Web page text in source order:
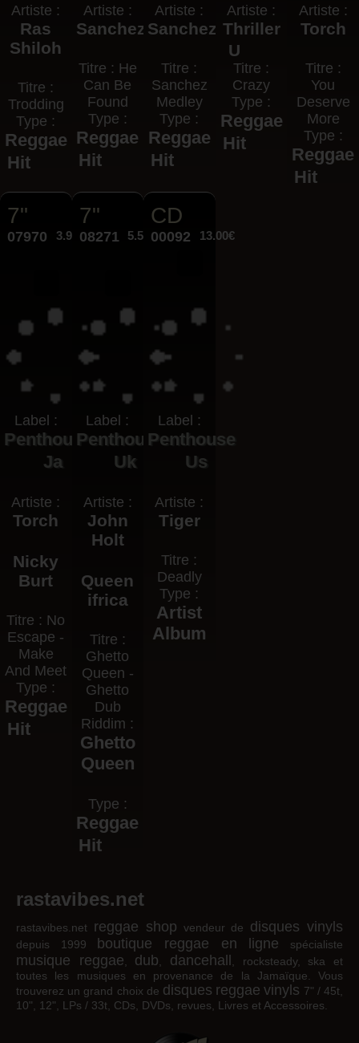
Artiste :
Ras
Shiloh
Titre :
Trodding
Type :
Reggae
Hit
Artiste :
Sanchez
Titre : He
Can Be
Found
Type :
Reggae
Hit
Artiste :
Sanchez
Titre :
Sanchez
Medley
Type :
Reggae
Hit
Artiste :
Thriller
U
Titre :
Crazy
Type :
Reggae
Hit
Artiste :
Torch
Titre :
You
Deserve
More
Type :
Reggae
Hit
7"
07970 3.95€
Label :
Penthouse
Ja
Artiste :
Torch
Nicky
Burt
Titre : No
Escape -
Make
And Meet
Type :
Reggae
Hit
7"
08271 5.50€
Label :
Penthouse
Uk
Artiste :
John
Holt
Queen
ifrica
Titre :
Ghetto
Queen -
Ghetto
Dub
Riddim :
Ghetto
Queen
Type :
Reggae
Hit
CD
00092 13.00€
Label :
Penthouse
Us
Artiste :
Tiger
Titre :
Deadly
Type :
Artist
Album
rastavibes.net
rastavibes.net reggae shop vendeur de disques vinyls
depuis 1999 boutique reggae en ligne spécialiste
musique reggae dub dancehall
, rocksteady, ska et
toutes les musiques en provenance de la Jamaïque. Vous
trouverez un grand choix de disques reggae vinyls 7" / 45t,
10", 12", LPs / 33t, CDs, DVDs, revues, Livres et Accessoires.